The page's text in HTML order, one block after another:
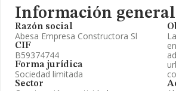
Información general
Razón social
Abesa Empresa Constructora Sl
CIF
B59374744
Forma jurídica
Sociedad limitada
Sector